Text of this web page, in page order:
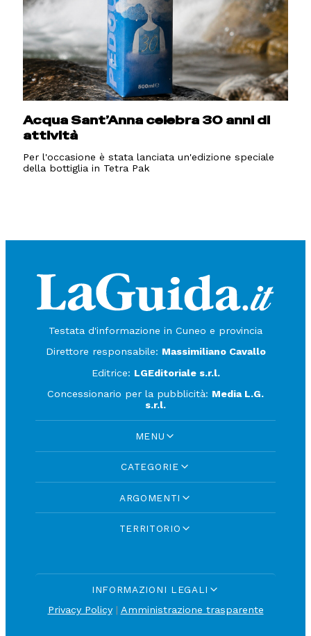
Acqua Sant’Anna celebra 30 anni di
attività
Per l'occasione è stata lanciata un'edizione speciale
della bottiglia in Tetra Pak
Testata d'informazione in Cuneo e provincia
Direttore responsabile: Massimiliano Cavallo
Editrice: LGEditoriale s.r.l.
Concessionario per la pubblicità: Media L.G.
s.r.l.
MENU
CATEGORIE
ARGOMENTI
TERRITORIO
INFORMAZIONI LEGALI
Privacy Policy| Amministrazione trasparente